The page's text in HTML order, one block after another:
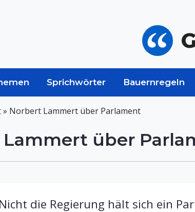
Sprichwörter Bauernregeln
» Norbert Lammert über Parlament
über
Nicht die Regierung hält sich ein